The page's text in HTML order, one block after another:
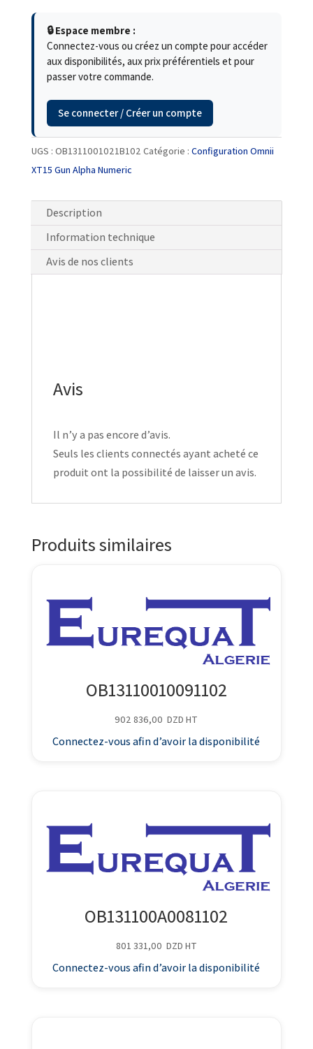
🔒 Espace membre :
Connectez-vous ou créez un compte pour accéder
aux disponibilités, aux prix préférentiels et pour
passer votre commande.
Se connecter / Créer un compte
UGS : OB1311001021B102 Catégorie : Configuration Omnii
XT15 Gun Alpha Numeric
Description
Information technique
Avis de nos clients
Avis
Il n’y a pas encore d’avis.
Seuls les clients connectés ayant acheté ce
produit ont la possibilité de laisser un avis.
Produits similaires
OB13110010091102
902 836,00 DZD HT
Connectez-vous afin d’avoir la disponibilité
OB131100A0081102
801 331,00 DZD HT
Connectez-vous afin d’avoir la disponibilité